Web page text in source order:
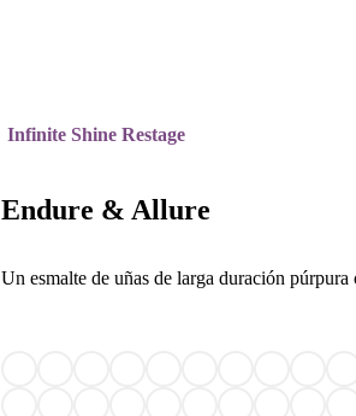
Infinite Shine Restage
Endure & Allure
Un esmalte de uñas de larga duración